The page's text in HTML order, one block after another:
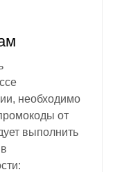
необходимо
от
выполнить